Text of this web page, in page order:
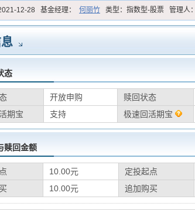
12-28 基金经理： 何丽竹 类型： 指数型-股票 管理人：
态
开放申购 赎回状态
期宝
支持 极速回活期宝
赎回金额
10.00元 定投起点
10.00元 追加购买